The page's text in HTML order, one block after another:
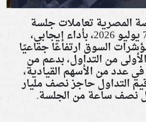
المصرية تعاملات جلسة
اليوم الثلاثاء 7 يوليو 2026، بأداء إيجابي،
السوق ارتفاعًا جماعيًا
من التداول، بدعم من
عدد من الأسهم القيادية،
التداول حاجز نصف مليار
نصف ساعة من الجلسة.